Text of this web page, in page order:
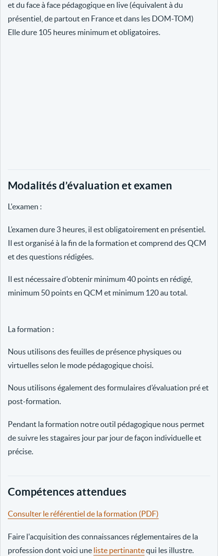
et du face à face pédagogique en live (équivalent à du
présentiel, de partout en France et dans les DOM-TOM)
Elle dure 105 heures minimum et obligatoires.
Modalités d’évaluation et examen
L'examen :
L’examen dure 3 heures, il est obligatoirement en présentiel.
Il est organisé à la fin de la formation et comprend des QCM
et des questions rédigées.
Il est nécessaire d'obtenir minimum 40 points en rédigé,
minimum 50 points en QCM et minimum 120 au total.
La formation :
Nous utilisons des feuilles de présence physiques ou
virtuelles selon le mode pédagogique choisi.
Nous utilisons également des formulaires d’évaluation pré et
post-formation.
Pendant la formation notre outil pédagogique nous permet
de suivre les stagaires jour par jour de façon individuelle et
précise.
Compétences attendues
Consulter le référentiel de la formation (PDF)
Faire l'acquisition des connaissances réglementaires de la
profession dont voici une liste pertinantequi les illustre.